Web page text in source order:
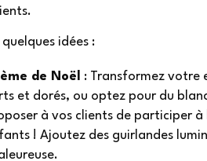
quelques idées :
de Noël
: Transformez votre
et dorés, ou optez pour du
à vos clients de participer
! Ajoutez des guirlandes